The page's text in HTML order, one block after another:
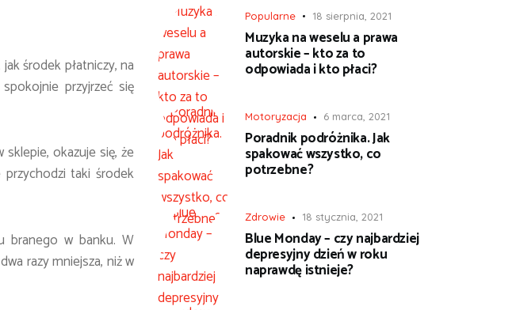
środek płatniczy, na
przyjrzeć się
okazuje się, że
taki środek
branego w banku. W
razy mniejsza, niż w
Popularne 18 sierpnia, 2021
Muzyka na weselu a prawa
autorskie – kto za to
odpowiada i kto płaci?
Motoryzacja 6 marca, 2021
Poradnik podróżnika. Jak
spakować wszystko, co
potrzebne?
Zdrowie 18 stycznia, 2021
Blue Monday – czy najbardziej
depresyjny dzień w roku
naprawdę istnieje?